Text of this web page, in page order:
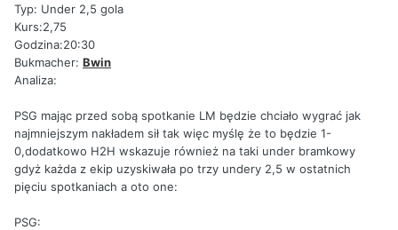
Typ: Under 2,5 gola
Kurs:2,75
Godzina:20:30
Bukmacher: Bwin
Analiza:
PSG mając przed sobą spotkanie LM będzie chciało wygrać jak
najmniejszym nakładem sił tak więc myślę że to będzie 1-
0,dodatkowo H2H wskazuje również na taki under bramkowy
gdyż każda z ekip uzyskiwała po trzy undery 2,5 w ostatnich
pięciu spotkaniach a oto one:
PSG: